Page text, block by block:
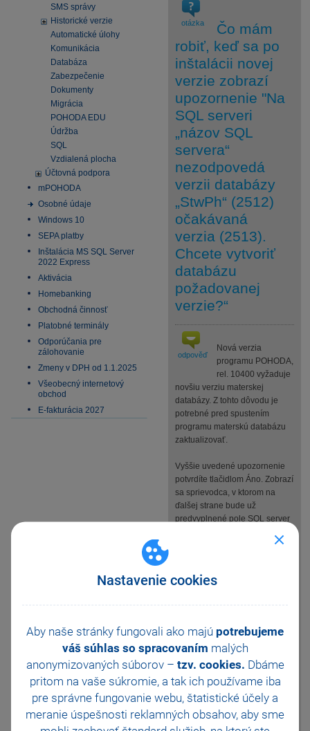
Nastavenie cookies
Aby naše stránky fungovali ako majú potrebujeme
váš súhlas so spracovaním malých
anonymizovaných súborov – tzv. cookies. Dbáme
pritom na vaše súkromie, a tak ich používame iba
pre správne fungovanie webu, štatistické účely a
meranie úspešnosti reklamných obsahov, aby sme
SMS správy
Historické verzie
Automatické úlohy
Komunikácia
Databáza
Zabezpečenie
Dokumenty
Migrácia
POHODA EDU
Údržba
SQL
Vzdialená plocha
Účtovná podpora
mPOHODA
Osobné údaje
Windows 10
SEPA platby
Inštalácia MS SQL Server
2022 Express
Aktivácia
Homebanking
Obchodná činnosť
Platobné terminály
Odporúčania pre
zálohovanie
Zmeny v DPH od 1.1.2025
Všeobecný internetový
obchod
E-fakturácia 2027
otázka
Čo mám
robiť, keď sa po
inštalácii novej
verzie zobrazí
upozornenie "Na
SQL serveri
„názov SQL
servera“
nezodpovedá
verzii databázy
„StwPh“ (2512)
očakávaná
verzia (2513).
Chcete vytvoriť
databázu
požadovanej
verzie?“
odpověď
Nová verzia
programu POHODA,
rel. 10400 vyžaduje
novšiu verziu materskej
databázy. Z tohto dôvodu je
potrebné pred spustením
programu materskú databázu
zaktualizovať.
Vyššie uvedené upozornenie
potvrdíte tlačidlom Áno. Zobrazí
sa sprievodca, v ktorom na
ďalšej strane bude už
predvyplnené pole SQL server
slúži na prevádzku programu
Po stlačení tlačidla Ďalej sa
zobrazí produkt a predvyplnená
prípona materskej databázy.
Prípona bude vyplnená iba v